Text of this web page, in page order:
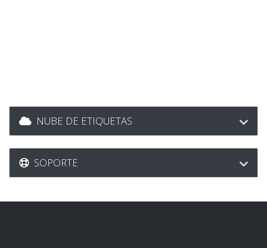
NUBE DE ETIQUETAS
SOPORTE